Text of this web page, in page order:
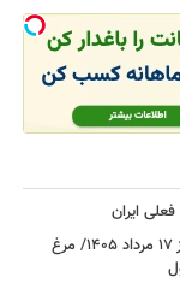
ایران
قیمت جدید گوشت مرغ امروز ۱۷ مرداد ۱۴۰۵/ مرغ